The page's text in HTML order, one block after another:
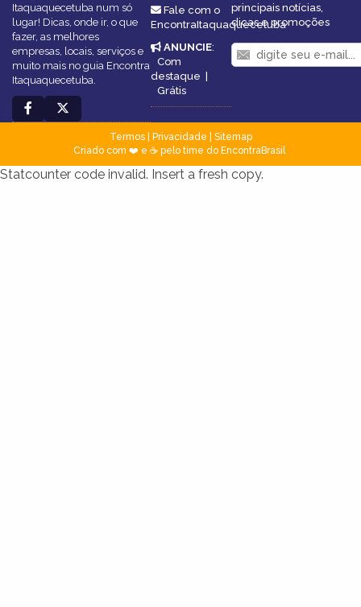
Itaquaquecetuba num só
lugar! Dicas, onde ir, o que
fazer, as melhores
empresas, locais, serviços e
muito mais no guia Encontra
Itaquaquecetuba.
Fale com o
EncontraItaquaquecetuba
ANUNCIE:
Com
destaque |
Grátis
principais notícias,
dicas e promoções
Termos| Privacidade
Sitemap
Criado com ❤️ e ☕ pelo time do EncontraBrasil
Statcounter code invalid. Insert a fresh copy.